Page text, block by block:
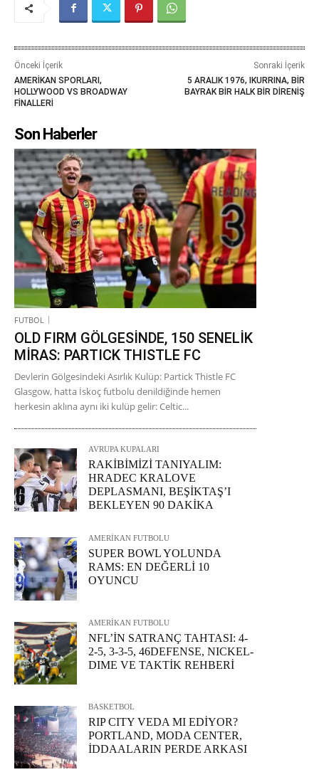
Önceki İçerik
AMERİKAN SPORLARI,
HOLLYWOOD VS BROADWAY
FİNALLERİ
Sonraki İçerik
5 ARALIK 1976, IKURRINA, BİR
BAYRAK BİR HALK BİR DİRENİŞ
Son Haberler
FUTBOL
OLD FIRM GÖLGESİNDE, 150 SENELİK
MİRAS: PARTICK THISTLE FC
Devlerin Gölgesindeki Asırlık Kulüp: Partick Thistle FC
Glasgow, hatta İskoç futbolu denildiğinde hemen
herkesin aklına aynı iki kulüp gelir: Celtic...
AVRUPA KUPALARI
RAKİBİMİZİ TANIYALIM:
HRADEC KRALOVE
DEPLASMANI, BEŞİKTAŞ’I
BEKLEYEN 90 DAKİKA
AMERİKAN FUTBOLU
SUPER BOWL YOLUNDA
RAMS: EN DEĞERLİ 10
OYUNCU
AMERİKAN FUTBOLU
NFL’İN SATRANÇ TAHTASI: 4-
2-5, 3-3-5, 46DEFENSE, NICKEL-
DIME VE TAKTİK REHBERİ
BASKETBOL
RIP CITY VEDA MI EDİYOR?
PORTLAND, MODA CENTER,
İDDAALARIN PERDE ARKASI